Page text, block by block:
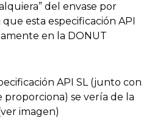
del envase por
que esta especificación API
en la DONUT
API SL (junto con
proporciona) se vería de la
imagen)